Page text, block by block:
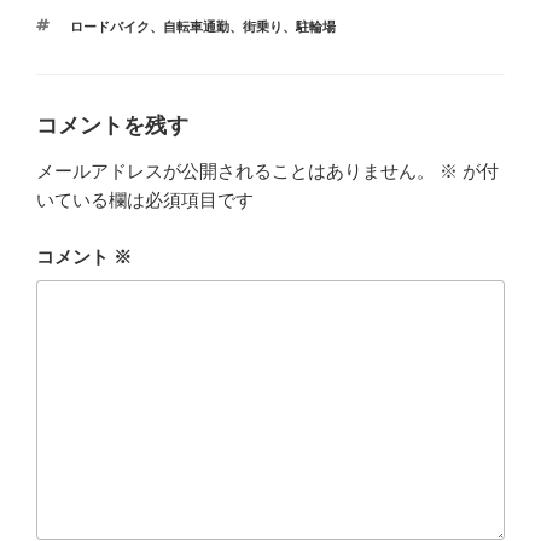
ゴ
タ
ロードバイク、 自転車通勤、 街乗り 、 駐輪場
コメントを残す
メールアドレスが公開されることはありません。 ※ が付
いている欄は必須項目です
コメント ※